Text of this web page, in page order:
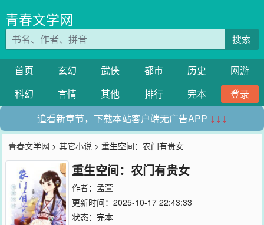
青春文学网
搜索
首页 玄幻 武侠 都市 历史
网游
科幻
言情 其他 排行 完本
登录
追看新章节，下载本站客户端无广告APP ↓↓↓
青春文学网 >其它小说 > 重生空间：农门有贵女
重生空间：农门有贵女
作者： 孟萱
更新时间：2025-10-17 22:43:33
状态：完本